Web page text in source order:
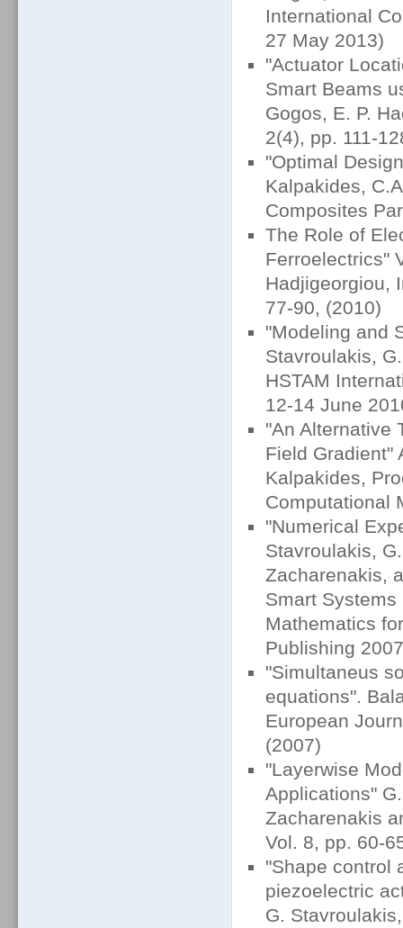
International
27 May 2013)
"Actuator
Smart Beams
Gogos, E. P.
2(4), pp. 111-
"Optimal
Kalpakides,
Composites
The Role of
Ferroelectrics"
Hadjigeorgiou,
77-90, (2010)
"Modeling and
Stavroulakis,
HSTAM
12-14 June
"An Alternative
Field Gradient"
Kalpakides,
Computational
"Numerical
Stavroulakis,
Zacharenakis,
Smart Systems
Mathematics
Publishing 2007
"Simultaneus
equations".
European
(2007)
"Layerwise
Applications"
Zacharenakis
Vol. 8, pp. 60-
"Shape control
piezoelectric
G.